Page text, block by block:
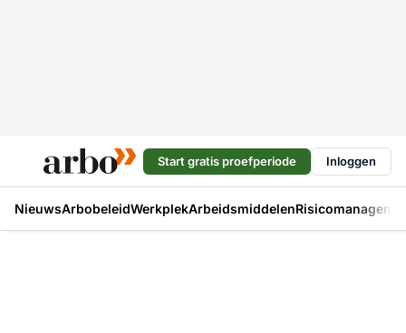
Start gratis proefperiode Inloggen
NieuwsArbobeleidWerkplekArbeidsmiddelen